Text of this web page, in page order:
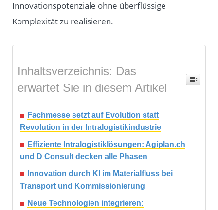
Innovationspotenziale ohne überflüssige
Komplexität zu realisieren.
Inhaltsverzeichnis: Das
erwartet Sie in diesem Artikel
Fachmesse setzt auf Evolution statt
Revolution in der Intralogistikindustrie
Effiziente Intralogistiklösungen: Agiplan.ch
und D Consult decken alle Phasen
Innovation durch KI im Materialfluss bei
Transport und Kommissionierung
Neue Technologien integrieren: